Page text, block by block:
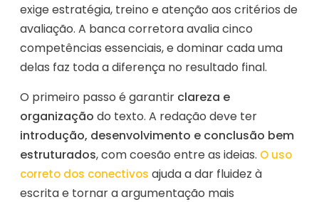
exige estratégia, treino e atenção aos critérios de
avaliação. A banca corretora avalia cinco
competências essenciais, e dominar cada uma
delas faz toda a diferença no resultado final.
O primeiro passo é garantir clareza e
organização do texto. A redação deve ter
introdução, desenvolvimento e conclusão bem
estruturados, com coesão entre as ideias. O uso
correto dos conectivos ajuda a dar fluidez à
escrita e tornar a argumentação mais